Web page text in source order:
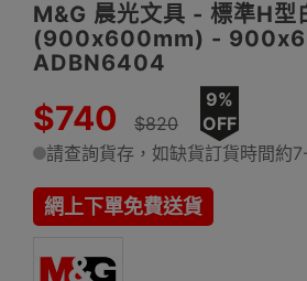
M&G 晨光文具 - 標準H型
(900x600mm) -
ADBN6404
$740 $820
9%
OFF
請查詢貨存，如缺貨訂貨時間約
網上下單免費送貨